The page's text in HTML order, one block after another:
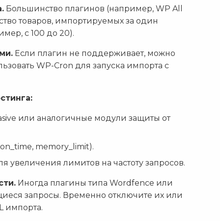
Большинство плагинов (например, WP All
товаров, импортируемых за один
с 100 до 20).
Если плагин не поддерживает, можно
WP-Cron для запуска импорта с
или аналогичные модули защиты от
memory_limit).
увеличения лимитов на частоту запросов.
Иногда плагины типа Wordfence или
запросы. Временно отключите их или
импорта.